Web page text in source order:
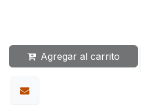
Agregar al carrito